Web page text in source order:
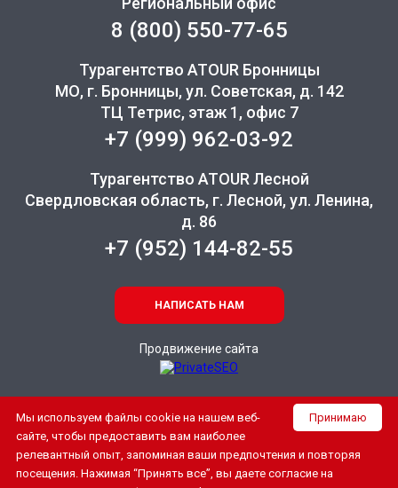
8 (800) 550-77-65
Турагентство ATOUR Бронницы
МО, г. Бронницы, ул. Советская, д. 142
ТЦ Тетрис, этаж 1, офис 7
+7 (999) 962-03-92
Турагентство ATOUR Лесной
Свердловская область, г. Лесной, ул. Ленина,
д. 86
+7 (952) 144-82-55
НАПИСАТЬ НАМ
Продвижение сайта
Принимаю
Мы используем файлы cookie на нашем веб-
сайте, чтобы предоставить вам наиболее
релевантный опыт, запоминая ваши предпочтения и повторяя
посещения. Нажимая “Принять все”, вы даете согласие на